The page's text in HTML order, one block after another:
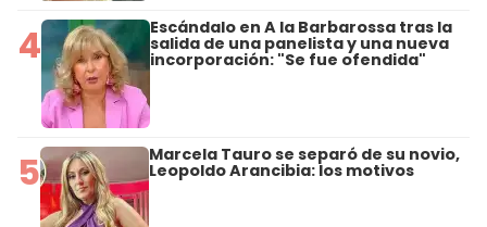
4 Escándalo en A la Barbarossa tras la
salida de una panelista y una nueva
incorporación: "Se fue ofendida"
5 Marcela Tauro se separó de su novio,
Leopoldo Arancibia: los motivos